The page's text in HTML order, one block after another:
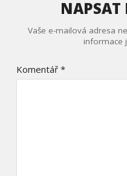
NAPSAT
Vaše e-mailová adresa
informace
Komentář *